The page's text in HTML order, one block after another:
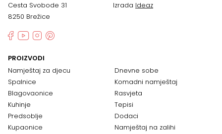
Cesta Svobode 31
8250 Brežice
Izrada Ideaz
PROIZVODI
Namještaj za djecu
Spalnice
Blagovaonice
Kuhinje
Predsoblje
Kupaonice
Dnevne sobe
Komadni namještaj
Rasvjeta
Tepisi
Dodaci
Namještaj na zalihi